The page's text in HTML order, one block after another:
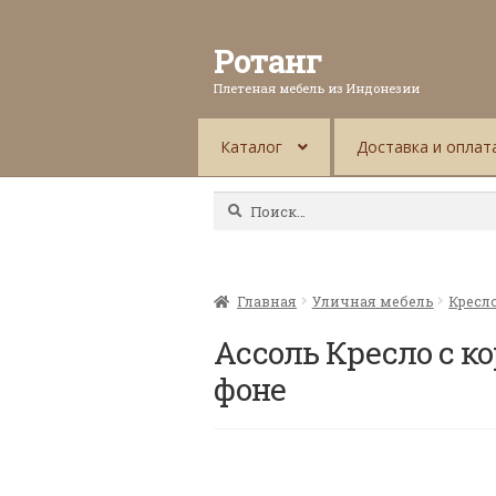
Ротанг
Плетеная мебель из Индонезии
Каталог Доставка и
Найти:
Главная Уличная мебель
Ассоль Кресло с
фоне